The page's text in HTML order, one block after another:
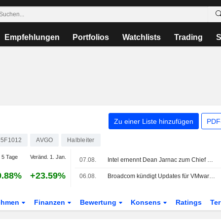
Empfehlungen Portfolios Watchlists Trading
Zu einer Liste hinzufügen
AVGO Halbleiter
5 Tage Veränd. 1. Jan.
+23.59%
07.08. Intel ernennt Dean Jarnac zum Chief Sales Officer
06.08. Broadcom kündigt Updates für VMware vDefend und Avi Load Balancer an
Finanzen Bewertung Konsens Ratings